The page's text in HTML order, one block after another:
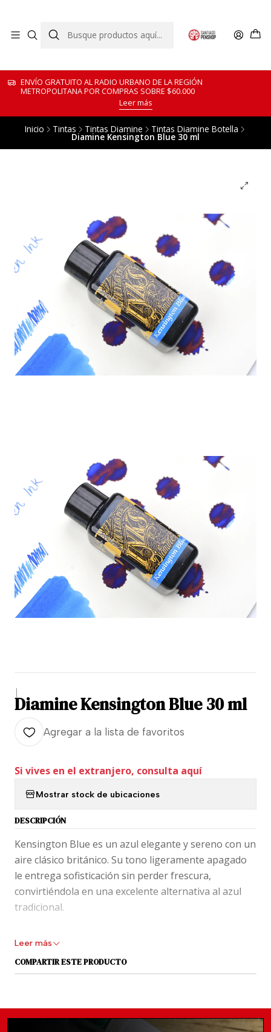
ENVÍO GRATUITO AL RADIO URBANO DE LA REGIÓN
METROPOLITANA POR COMPRAS SOBRE $60.000
Leer más
Inicio Tintas Tintas Diamine Tintas Diamine Botella
Diamine Kensington Blue 30 ml
|
Diamine Kensington Blue 30 ml
Agregar a la lista de favoritos
Si vives en el extranjero, consulta aquí
Mostrar stock de ubicaciones
DESCRIPCIÓN
Kensington Blue es un azul elegante y sereno con un
aire clásico británico. Su tono ligeramente apagado
le entrega sofisticación sin perder frescura,
convirtiéndola en una excelente alternativa al azul
tradicional.
el plumín, mostrando un hermoso sombreado en
escrituras amplias y húmedas.
medio y excelente comportamiento general. Tiene
flujo promedio, secado cercano a 20 segundos y
Leer más
COMPARTIR ESTE PRODUCTO